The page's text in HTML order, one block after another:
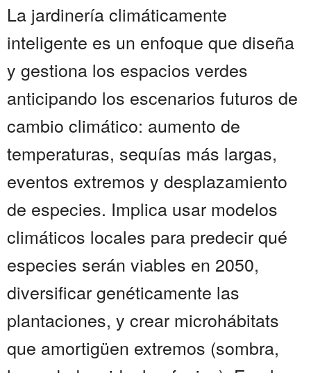
La jardinería climáticamente
inteligente es un enfoque que diseña
y gestiona los espacios verdes
anticipando los escenarios futuros de
cambio climático: aumento de
temperaturas, sequías más largas,
eventos extremos y desplazamiento
de especies. Implica usar modelos
climáticos locales para predecir qué
especies serán viables en 2050,
diversificar genéticamente las
plantaciones, y crear microhábitats
que amortigüen extremos (sombra,